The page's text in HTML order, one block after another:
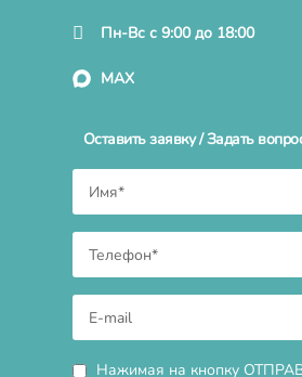
Пн-Вс с 9:00 до 18:00
MAX
Оставить заявку / Задать
Нажимая на кнопку